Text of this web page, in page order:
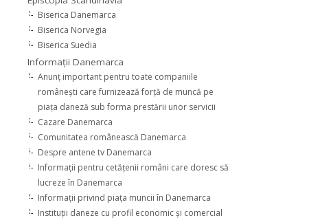
Biserica Danemarca
Biserica Norvegia
Biserica Suedia
Informaţii Danemarca
Anunţ important pentru toate companiile
româneşti care furnizează forţă de muncă pe
piaţa daneză sub forma prestării unor servicii
Cazare Danemarca
Comunitatea românească Danemarca
Despre antene tv Danemarca
Informaţii pentru cetăţenii români care doresc să
lucreze în Danemarca
Informaţii privind piaţa muncii în Danemarca
Instituţii daneze cu profil economic şi comercial